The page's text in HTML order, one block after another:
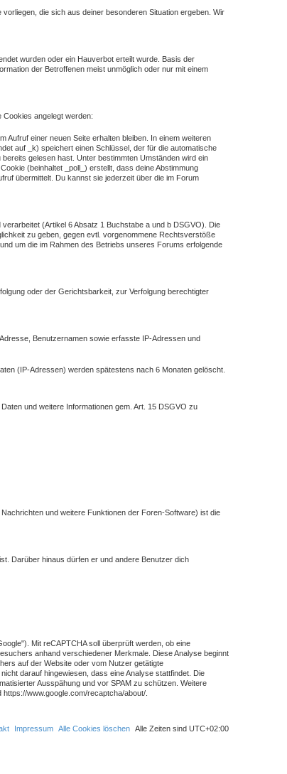
die sich aus deiner besonderen Situation ergeben. Wir
wurden oder ein Hauverbot erteilt wurde. Basis der
der Betroffenen meist unmöglich oder nur mit einem
angelegt werden:
Aufruf einer neuen Seite erhalten bleiben. In einem weiteren
auf _k) speichert einen Schlüssel, der für die automatische
gelesen hast. Unter bestimmten Umständen wird ein
(beinhaltet _poll_) erstellt, dass deine Abstimmung
übermittelt. Du kannst sie jederzeit über die im Forum
(Artikel 6 Absatz 1 Buchstabe a und b DSGVO). Die
zu geben, gegen evtl. vorgenommene Rechtsverstöße
um die im Rahmen des Betriebs unseres Forums erfolgende
oder der Gerichtsbarkeit, zur Verfolgung berechtigter
Benutzernamen sowie erfasste IP-Adressen und
(IP-Adressen) werden spätestens nach 6 Monaten gelöscht.
und weitere Informationen gem. Art. 15 DSGVO zu
und weitere Funktionen der Foren-Software) ist die
Darüber hinaus dürfen er und andere Benutzer dich
Mit reCAPTCHA soll überprüft werden, ob eine
anhand verschiedener Merkmale. Diese Analyse beginnt
auf der Website oder vom Nutzer getätigte
darauf hingewiesen, dass eine Analyse stattfindet. Die
Ausspähung und vor SPAM zu schützen. Weitere
www.google.com/recaptcha/about/.
Alle Zeiten sind UTC+02:00
Alle Cookies löschen
Impressum